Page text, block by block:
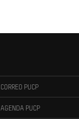
CORREO PUCP
AGENDA PUCP